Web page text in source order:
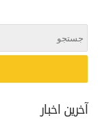
آخرین اخبار